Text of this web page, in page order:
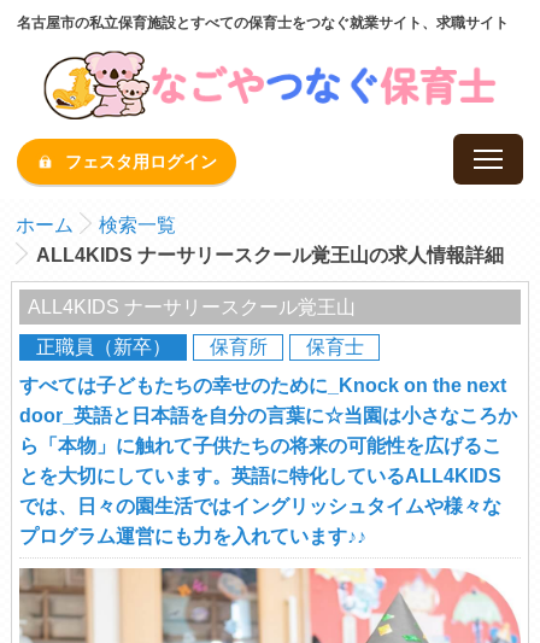
名古屋市の私立保育施設とすべての保育士をつなぐ就業サイト、求職サイト
フェスタ用ログイン
ホーム
検索一覧
ALL4KIDS ナーサリースクール覚王山の求人情報詳細
ALL4KIDS ナーサリースクール覚王山
正職員（新卒）
保育所
保育士
すべては子どもたちの幸せのために_Knock on the next
door_英語と日本語を自分の言葉に☆当園は小さなころか
ら「本物」に触れて子供たちの将来の可能性を広げるこ
とを大切にしています。英語に特化しているALL4KIDS
では、日々の園生活ではイングリッシュタイムや様々な
プログラム運営にも力を入れています♪♪